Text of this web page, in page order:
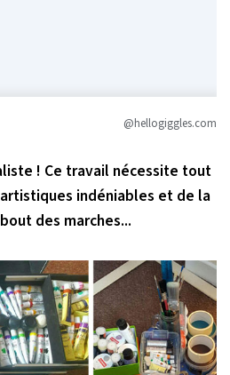
@hellogiggles.com
! Ce travail nécessite tout
indéniables et de la
des marches...